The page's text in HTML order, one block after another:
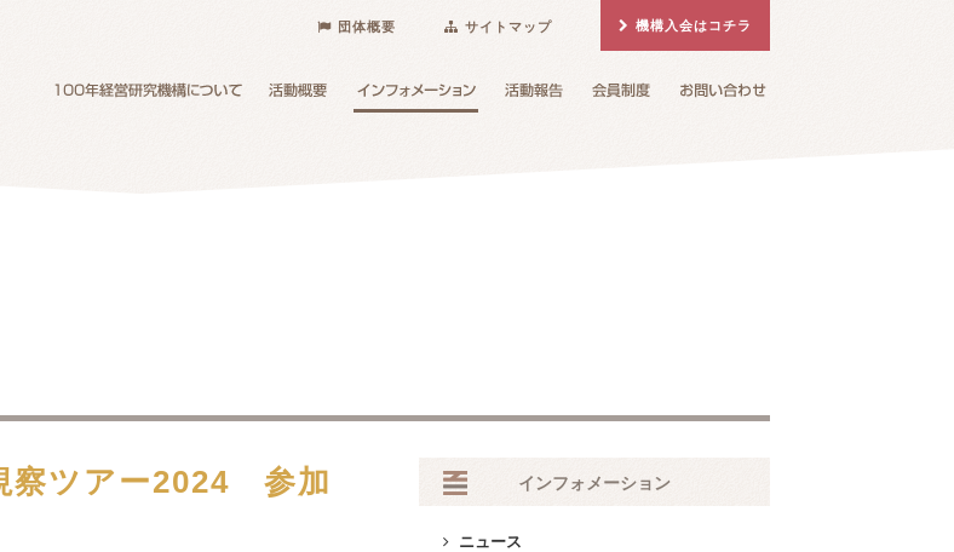
団体概要 サイトマップ 機構入会はコチラ
インフォメーション
ニュース
察ツアー2024 参加